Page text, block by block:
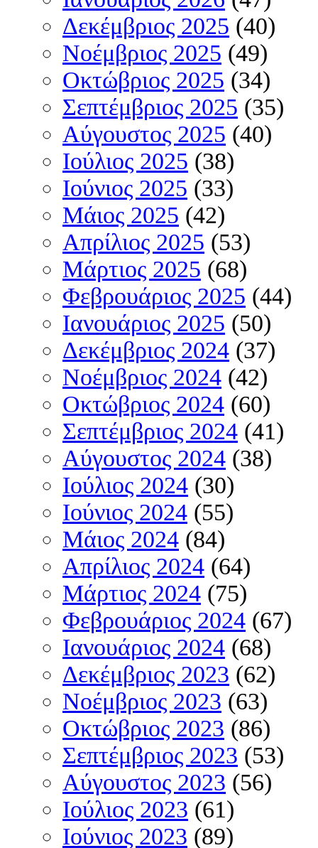
Δεκέμβριος 2025 (40)
Νοέμβριος 2025 (49)
Οκτώβριος 2025 (34)
Σεπτέμβριος 2025 (35)
Αύγουστος 2025 (40)
Ιούλιος 2025 (38)
Ιούνιος 2025 (33)
Μάιος 2025 (42)
Απρίλιος 2025 (53)
Μάρτιος 2025 (68)
Φεβρουάριος 2025 (44)
Ιανουάριος 2025 (50)
Δεκέμβριος 2024 (37)
Νοέμβριος 2024 (42)
Οκτώβριος 2024 (60)
Σεπτέμβριος 2024 (41)
Αύγουστος 2024 (38)
Ιούλιος 2024 (30)
Ιούνιος 2024 (55)
Μάιος 2024 (84)
Απρίλιος 2024 (64)
Μάρτιος 2024 (75)
Φεβρουάριος 2024 (67)
Ιανουάριος 2024 (68)
Δεκέμβριος 2023 (62)
Νοέμβριος 2023 (63)
Οκτώβριος 2023 (86)
Σεπτέμβριος 2023 (53)
Αύγουστος 2023 (56)
Ιούλιος 2023 (61)
Ιούνιος 2023 (89)